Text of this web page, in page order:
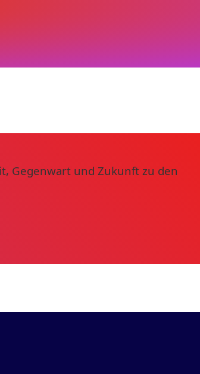
Gegenwart und Zukunft zu den